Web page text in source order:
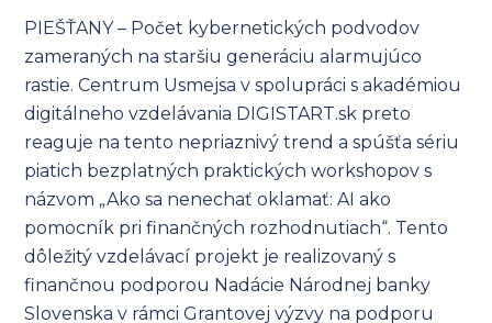
PIEŠŤANY – Počet kybernetických podvodov
zameraných na staršiu generáciu alarmujúco
rastie. Centrum Usmejsa v spolupráci s akadémiou
digitálneho vzdelávania DIGISTART.sk preto
reaguje na tento nepriaznivý trend a spúšťa sériu
piatich bezplatných praktických workshopov s
názvom „Ako sa nenechať oklamať: AI ako
pomocník pri finančných rozhodnutiach“. Tento
dôležitý vzdelávací projekt je realizovaný s
finančnou podporou Nadácie Národnej banky
Slovenska v rámci Grantovej výzvy na podporu